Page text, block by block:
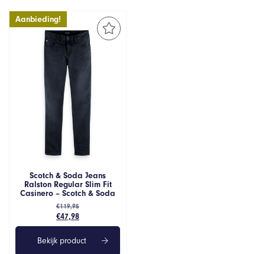
Aanbieding!
Scotch & Soda Jeans
Ralston Regular Slim Fit
Casinero – Scotch & Soda
€119,95
Oorspronkelijke
prijs
was:
€119,95.
€47,98Huidige
prijs
is:
Bekijk product